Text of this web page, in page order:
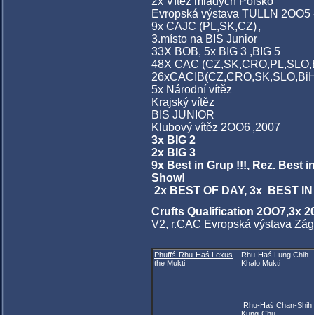
Evropská výstava TULLN
9x CAJC (PL,SK,CZ)
3.místo na BIS Junior
33X BOB, 5x BIG 3 ,BIG 5
48X CAC
5x Národní vítěz
Krajský vítěz
BIS JUNIOR
Klubový vítěz 2OO6 ,2007
3x BIG 2
2x BIG 3
9x Best in Grup !!!, Rez. Best
Show!
2x BEST OF DAY, 3x BEST
Crufts Qualification 2OO7,3x
V2, r.CAC Evropská výstava
Phuffś-Rhu-Haś Lexus
the Mukti
Rhu-Haś Lung Chih
Khalo Mukti
Rhu-Haś Chan-Shih